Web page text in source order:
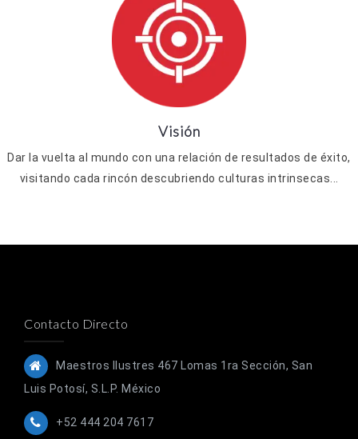
Visión
Dar la vuelta al mundo con una relación de resultados de éxito,
visitando cada rincón descubriendo culturas intrinsecas...
Contacto Directo
Maestros Ilustres 467 Lomas 1ra Sección, San
Luis Potosí, S.L.P. México
+52 444 204 7617